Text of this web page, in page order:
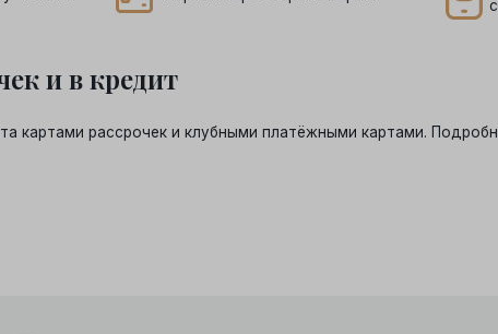
и в кредит
картами рассрочек и клубными платёжными картами.